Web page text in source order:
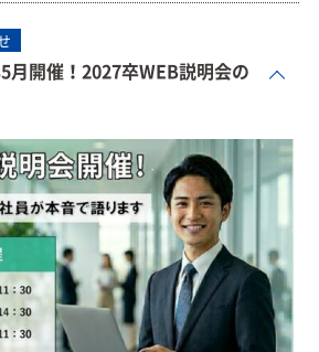
月開催！2027卒WEB説明会の